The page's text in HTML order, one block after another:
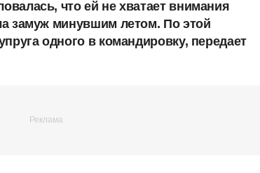
что ей не хватает внимания
замуж минувшим летом. По этой
одного в командировку, передает